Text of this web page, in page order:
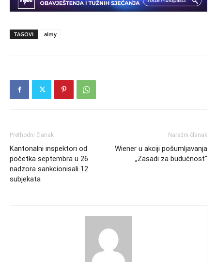
TAGOVI almy
Prethodni članak
Kantonalni inspektori od
početka septembra u 26
nadzora sankcionisali 12
subjekata
Naredni članak
Wiener u akciji pošumljavanja
„Zasadi za budućnost“